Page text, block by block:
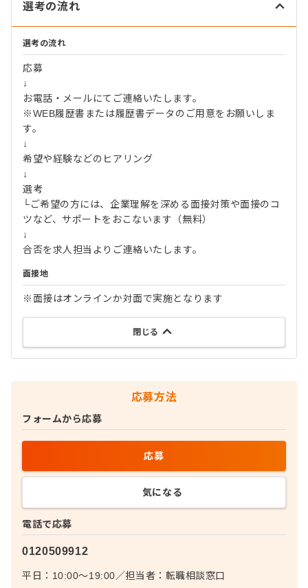
選考の流れ
選考の流れ
応募
↓
お電話・メールにてご連絡いたします。
※WEB履歴書または履歴書データのご用意をお願いしま
す。
↓
希望や経験などのヒアリング
↓
選考
└ご希望の方には、企業理解を深める面接対策や面接のコ
ツなど、サポートをおこないます（無料）
↓
合否を求人担当よりご連絡いたします。
面接地
※面接はオンラインか対面で実施となります
閉じる
応募方法
電話で応募
0120509912
平日：10:00〜19:00／担当者： 転職相談窓口
フォームから応募
応募
気になる